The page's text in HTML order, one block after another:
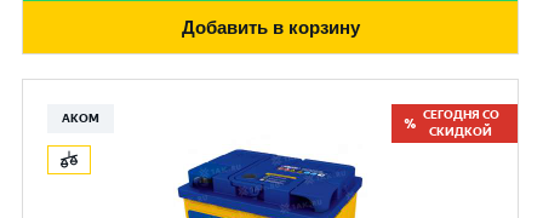
Добавить в корзину
АКОМ
СЕГОДНЯ СО
СКИДКОЙ